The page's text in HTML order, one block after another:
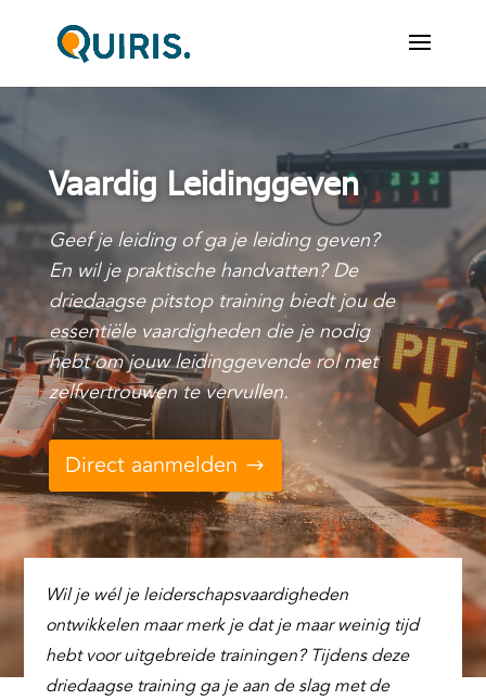
Vaardig Leidinggeven
Geef je leiding of ga je leiding geven?
En wil je praktische handvatten? De
driedaagse pitstop training biedt jou de
essentiële vaardigheden die je nodig
hebt om jouw leidinggevende rol met
zelfvertrouwen te vervullen.
Direct aanmelden
Wil je wél je leiderschapsvaardigheden
ontwikkelen maar merk je dat je maar weinig tijd
hebt voor uitgebreide trainingen? Tijdens deze
driedaagse training ga je aan de slag met de